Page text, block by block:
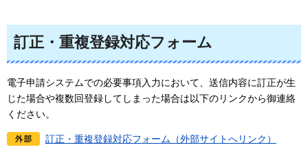
訂正・重複登録対応フォーム
電子申請システムでの必要事項入力において、送信内容に訂正が生
じた場合や複数回登録してしまった場合は以下のリンクから御連絡
ください。
訂正・重複登録対応フォーム（外部サイトへリンク）